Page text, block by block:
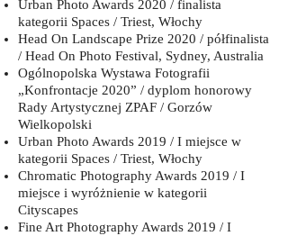
Urban Photo Awards 2020 / finalista
kategorii Spaces / Triest, Włochy
Head On Landscape Prize 2020 / półfinalista
/ Head On Photo Festival, Sydney, Australia
Ogólnopolska Wystawa Fotografii
„Konfrontacje 2020” / dyplom honorowy
Rady Artystycznej ZPAF / Gorzów
Wielkopolski
Urban Photo Awards 2019 / I miejsce w
kategorii Spaces / Triest, Włochy
Chromatic Photography Awards 2019 / I
miejsce i wyróżnienie w kategorii
Cityscapes
Fine Art Photography Awards 2019 / I